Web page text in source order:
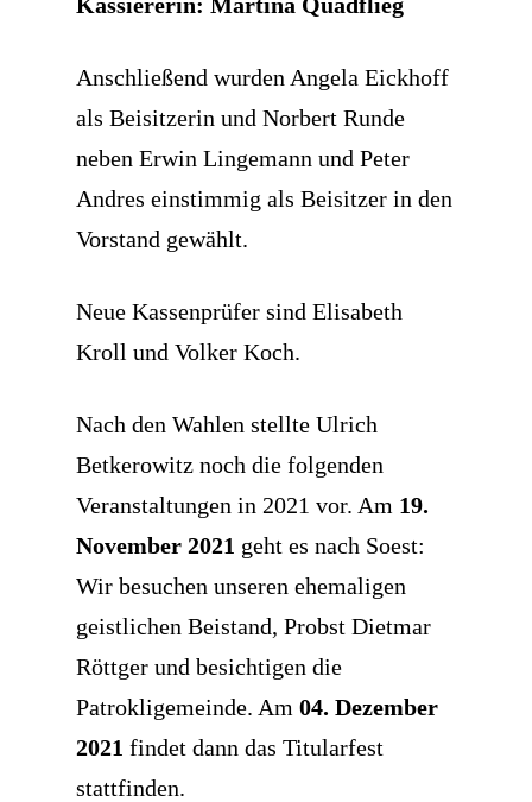
Anschließend wurden Angela Eickhoff
als Beisitzerin und Norbert Runde
neben Erwin Lingemann und Peter
Andres einstimmig als Beisitzer in den
Vorstand gewählt.
Neue Kassenprüfer sind Elisabeth
Kroll und Volker Koch.
Nach den Wahlen stellte Ulrich
Betkerowitz noch die folgenden
Veranstaltungen in 2021 vor. Am 19.
November 2021 geht es nach Soest:
Wir besuchen unseren ehemaligen
geistlichen Beistand, Probst Dietmar
Röttger und besichtigen die
Patrokligemeinde. Am 04. Dezember
2021 findet dann das Titularfest
stattfinden.